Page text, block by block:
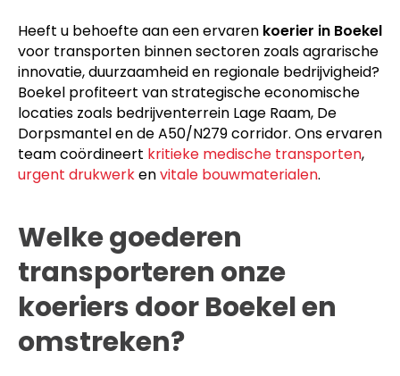
Heeft u behoefte aan een ervaren koerier in Boekel
voor transporten binnen sectoren zoals agrarische
innovatie, duurzaamheid en regionale bedrijvigheid?
Boekel profiteert van strategische economische
locaties zoals bedrijventerrein Lage Raam, De
Dorpsmantel en de A50/N279 corridor. Ons ervaren
team coördineert kritieke medische transporten,
urgent drukwerkenvitale bouwmaterialen.
Welke goederen
transporteren onze
koeriers door Boekel en
omstreken?